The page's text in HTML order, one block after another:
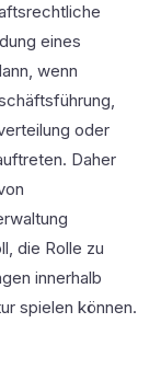
eines
wenn
oder
Daher
die Rolle zu
innerhalb
spielen können.